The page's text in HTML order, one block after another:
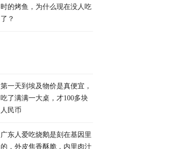
时的烤鱼，为什么现在没人吃
了？
第一天到埃及物价是真便宜，
吃了满满一大桌，才100多块
人民币
广东人爱吃烧鹅是刻在基因里
的，外皮焦香酥脆，内里肉汁